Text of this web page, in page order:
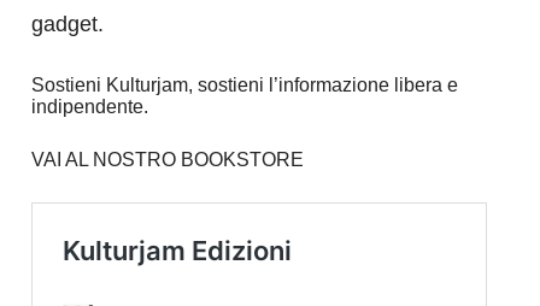
gadget.
Sostieni Kulturjam, sostieni l’informazione libera e
indipendente.
VAI AL NOSTRO BOOKSTORE